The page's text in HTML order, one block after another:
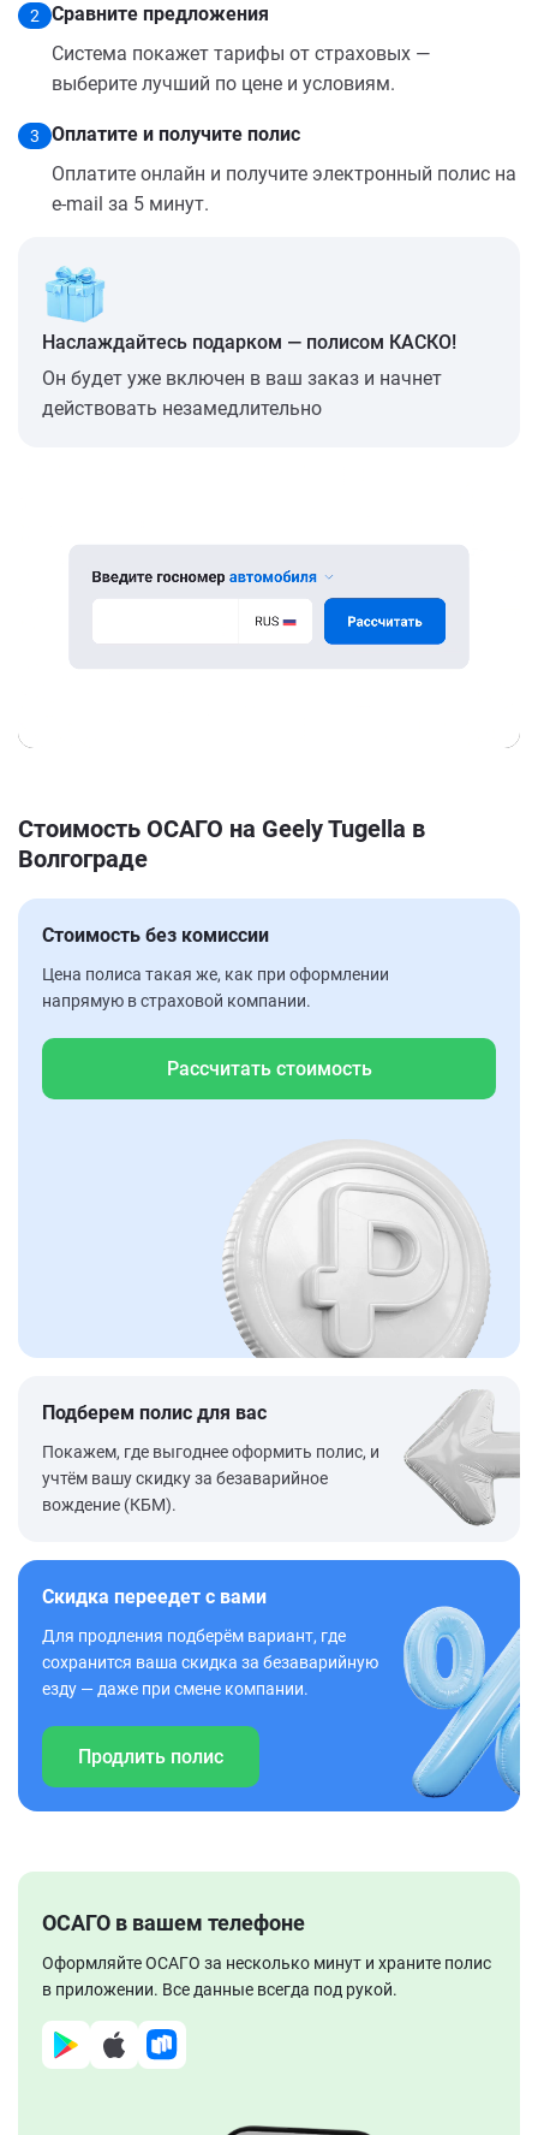
2
Сравните предложения
Система покажет тарифы от страховых —
выберите лучший по цене и условиям.
3
Оплатите и получите полис
Оплатите онлайн и получите электронный полис на
e-mail за 5 минут.
Наслаждайтесь подарком — полисом КАСКО!
Он будет уже включен в ваш заказ и начнет
действовать незамедлительно
Стоимость ОСАГО на Geely Tugella в
Волгограде
Стоимость без комиссии
Цена полиса такая же, как при оформлении
напрямую в страховой компании.
Рассчитать стоимость
Подберем полис для вас
Покажем, где выгоднее оформить полис, и
учтём вашу скидку за безаварийное
вождение (КБМ).
Скидка переедет с вами
Для продления подберём вариант, где
сохранится ваша скидка за безаварийную
езду — даже при смене компании.
Продлить полис
ОСАГО в вашем телефоне
Оформляйте ОСАГО за несколько минут и храните полис
в приложении. Все данные всегда под рукой.